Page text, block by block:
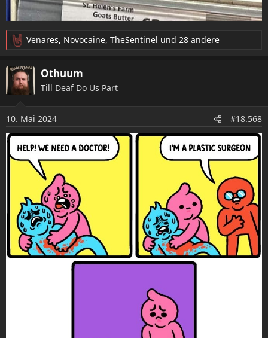
R
e
a
k
n
e
:
Venares, Novocaine, TheSentinel und 28 andere
Othuum
Till Deaf Do Us Part
10. Mai 2024 #18.568